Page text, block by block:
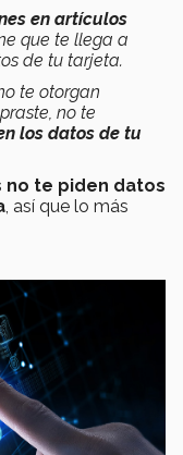
en artículos
que te llega a
de tu tarjeta.
te otorgan
no te
los datos de tu
no te piden datos
, así que lo más